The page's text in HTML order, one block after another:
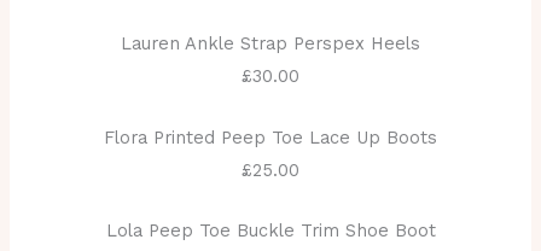
Lauren Ankle Strap Perspex Heels
£30.00
Flora Printed Peep Toe Lace Up Boots
£25.00
Lola Peep Toe Buckle Trim Shoe Boot